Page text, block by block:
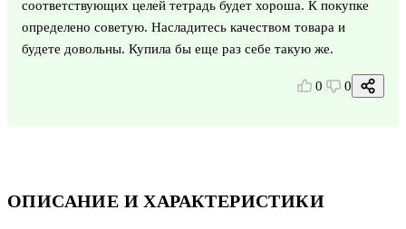
ОПИСАНИЕ И ХАРАКТЕРИСТИКИ
соответствующих целей тетрадь будет хороша. К покупке
определено советую. Насладитесь качеством товара и
будете довольны. Купила бы еще раз себе такую же.
0 0